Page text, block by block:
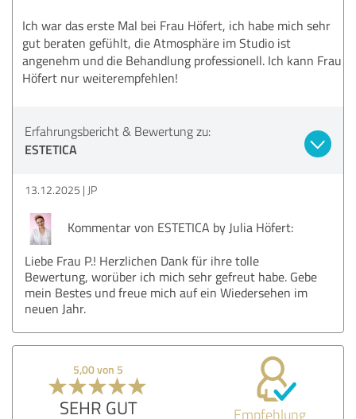
Ich war das erste Mal bei Frau Höfert, ich habe mich sehr
gut beraten gefühlt, die Atmosphäre im Studio ist
angenehm und die Behandlung professionell. Ich kann Frau
Höfert nur weiterempfehlen!
Erfahrungsbericht & Bewertung zu:
ESTETICA
13.12.2025 JP
Kommentar von ESTETICA by Julia Höfert:
Liebe Frau P.! Herzlichen Dank für ihre tolle
Bewertung, worüber ich mich sehr gefreut habe. Gebe
mein Bestes und freue mich auf ein Wiedersehen im
neuen Jahr.
5,00 von 5
SEHR GUT Empfehlung